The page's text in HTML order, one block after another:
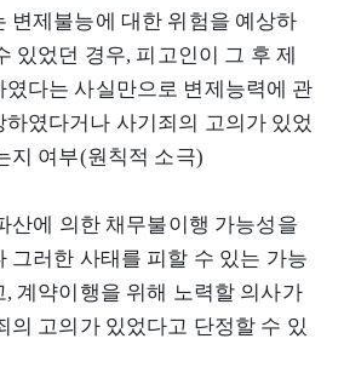
변제불능에 대한 위험을 예상하
있었던 경우, 피고인이 그 후 제
다는 사실만으로 변제능력에 관
였다거나 사기죄의 고의가 있었
지 여부(원칙적 소극)
산에 의한 채무불이행 가능성을
그러한 사태를 피할 수 있는 가능
계약이행을 위해 노력할 의사가
의 고의가 있었다고 단정할 수 있